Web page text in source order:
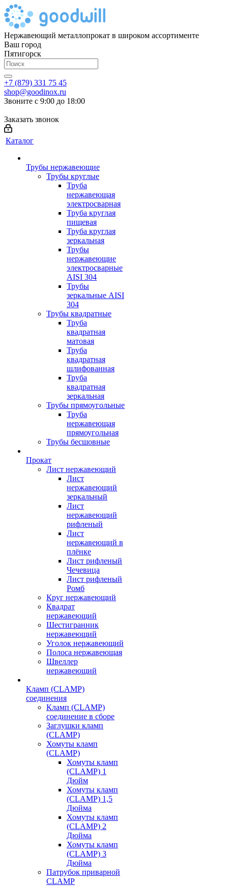
Нержавеющий металлопрокат в широком ассортименте
Ваш город
Пятигорск
+7 (879) 331 75 45
shop@goodinox.ru
Звоните с 9:00 до 18:00
Заказать звонок
Каталог
Трубы нержавеющие
Трубы круглые
Труба
нержавеющая
электросварная
Труба круглая
пищевая
Труба круглая
зеркальная
Трубы
нержавеющие
электросварные
AISI 304
Трубы
зеркальные AISI
304
Трубы квадратные
Труба
квадратная
матовая
Труба
квадратная
шлифованная
Труба
квадратная
зеркальная
Трубы прямоугольные
Труба
нержавеющая
прямоугольная
Трубы бесшовные
Прокат
Лист нержавеющий
Лист
нержавеющий
зеркальный
Лист
нержавеющий
рифленый
Лист
нержавеющий в
плёнке
Лист рифленый
Чечевица
Лист рифленый
Ромб
Круг нержавеющий
Квадрат
нержавеющий
Шестигранник
нержавеющий
Уголок нержавеющий
Полоса нержавеющая
Швеллер
нержавеющий
Кламп (CLAMP)
соединения
Кламп (CLAMP)
соединение в сборе
Заглушки кламп
(CLAMP)
Хомуты кламп
(CLAMP)
Хомуты кламп
(CLAMP) 1
Дюйм
Хомуты кламп
(CLAMP) 1,5
Дюйма
Хомуты кламп
(CLAMP) 2
Дюйма
Хомуты кламп
(CLAMP) 3
Дюйма
Патрубок приварной
CLAMP